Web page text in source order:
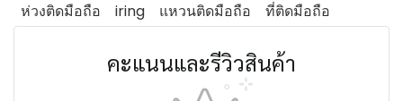
ห่วงติดมือถือ iring แหวนติดมือถือ ที่ติดมือถือ
คะแนนและรีวิวสินค้า